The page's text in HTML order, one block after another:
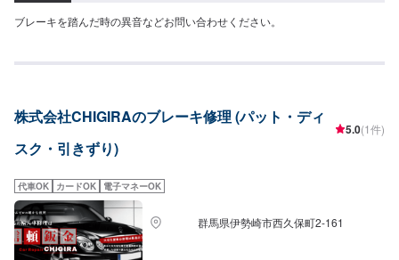
ブレーキを踏んだ時の異音などお問い合わせください。
株式会社CHIGIRAのブレーキ修理 (パット・ディ
スク・引きずり)
5.0(1件)
代車OK カードOK 電子マネーOK
群馬県伊勢崎市西久保町2-161